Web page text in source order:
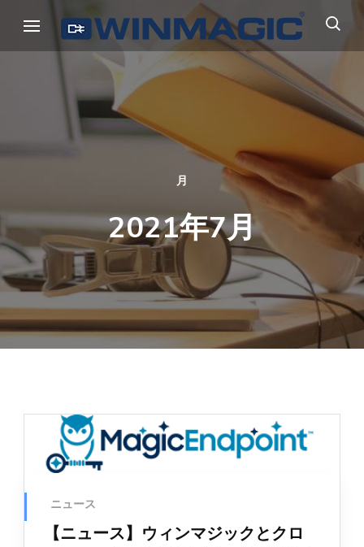
ス
プ
(Enter
を
押
す)
ウィンマジック・ジャパン
Authicate. Encrypt. Archive.
月
2021年7月
ニュース
【ニュース】ウィンマジックとクロ